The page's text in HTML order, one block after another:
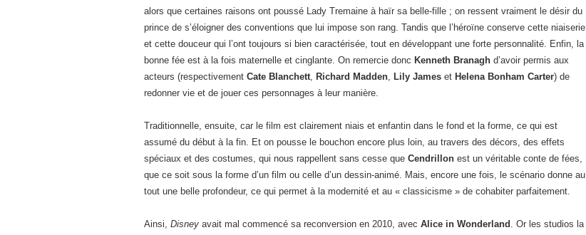
alors que certaines raisons ont poussé Lady Tremaine à haïr sa belle-fille ; on ressent vraiment le désir du
prince de s’éloigner des conventions que lui impose son rang. Tandis que l’héroïne conserve cette niaiserie
et cette douceur qui l’ont toujours si bien caractérisée, tout en développant une forte personnalité. Enfin, la
bonne fée est à la fois maternelle et cinglante. On remercie donc Kenneth Branagh d’avoir permis aux
acteurs (respectivement Cate Blanchett Richard Madden Lily James et Helena Bonham Carter) de
redonner vie et de jouer ces personnages à leur manière.
Traditionnelle, ensuite, car le film est clairement niais et enfantin dans le fond et la forme, ce qui est
assumé du début à la fin. Et on pousse le bouchon encore plus loin, au travers des décors, des effets
spéciaux et des costumes, qui nous rappellent sans cesse que Cendrillon est un véritable conte de fées,
que ce soit sous la forme d’un film ou celle d’un dessin-animé. Mais, encore une fois, le scénario donne au
tout une belle profondeur, ce qui permet à la modernité et au « classicisme » de cohabiter parfaitement.
Ainsi, Disney avait mal commencé sa reconversion en 2010, avec Alice in Wonderland
. Or les studios la